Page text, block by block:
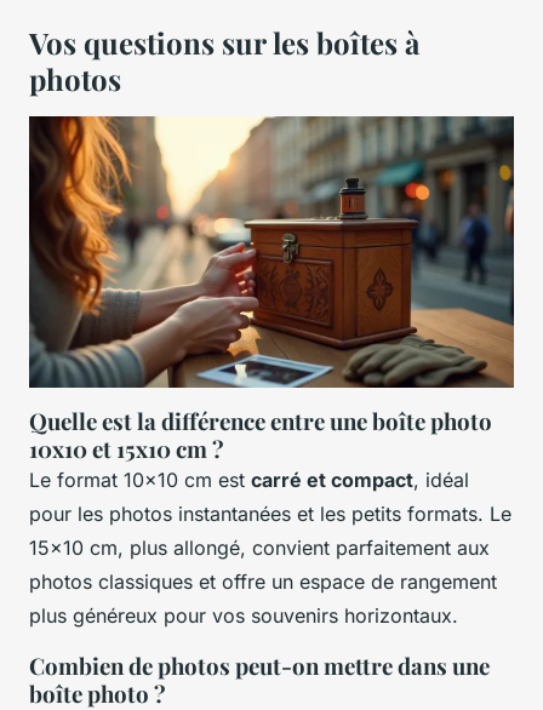
Vos questions sur les boîtes à
photos
Quelle est la différence entre une boîte photo
10x10 et 15x10 cm ?
Le format 10x10 cm est carré et compact, idéal
pour les photos instantanées et les petits formats. Le
15x10 cm, plus allongé, convient parfaitement aux
photos classiques et offre un espace de rangement
plus généreux pour vos souvenirs horizontaux.
Combien de photos peut-on mettre dans une
boîte photo ?